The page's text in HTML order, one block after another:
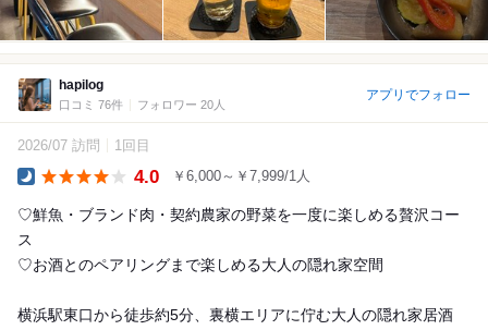
hapilog
口コミ 76件 フォロワー 20人
アプリでフォロー
2026/07 訪問 1回目
4.0 ￥6,000～￥7,999/1人
♡鮮魚・ブランド肉・契約農家の野菜を一度に楽しめる贅沢コー
ス
♡お酒とのペアリングまで楽しめる大人の隠れ家空間
横浜駅東口から徒歩約5分、裏横エリアに佇む大人の隠れ家居酒